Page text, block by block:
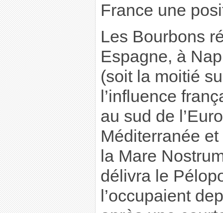
France une
Les Bourbons
Espagne, à
(soit la moitié
l’influence
au sud de
Méditerranée
la Mare
délivra le
l’occupaient